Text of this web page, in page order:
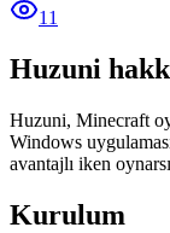
11
Huzuni
Huzuni, Minecraft
Windows
avantajlı iken
Kurulum